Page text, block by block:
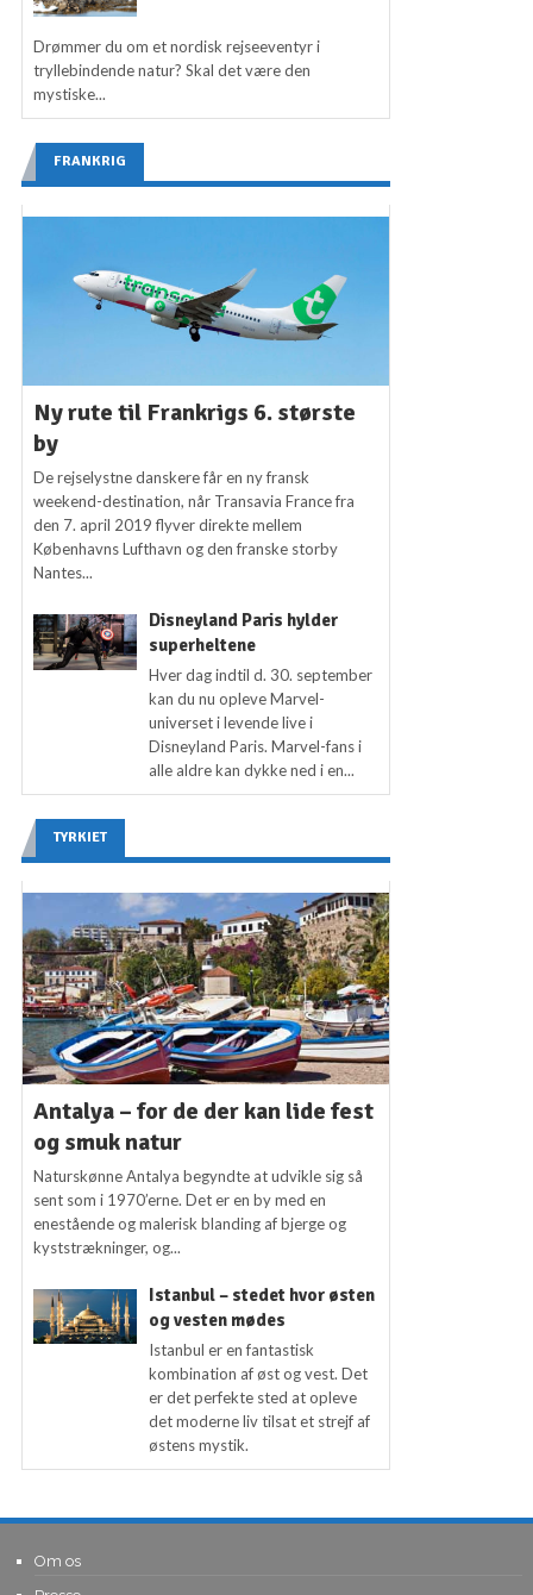
Drømmer du om et nordisk rejseeventyr i
tryllebindende natur? Skal det være den
mystiske...
FRANKRIG
Ny rute til Frankrigs 6. største
by
De rejselystne danskere får en ny fransk
weekend-destination, når Transavia France fra
den 7. april 2019 flyver direkte mellem
Københavns Lufthavn og den franske storby
Nantes...
Disneyland Paris hylder
superheltene
Hver dag indtil d. 30. september
kan du nu opleve Marvel-
universet i levende live i
Disneyland Paris. Marvel-fans i
alle aldre kan dykke ned i en...
TYRKIET
Antalya – for de der kan lide fest
og smuk natur
Naturskønne Antalya begyndte at udvikle sig så
sent som i 1970’erne. Det er en by med en
enestående og malerisk blanding af bjerge og
kyststrækninger, og...
Istanbul – stedet hvor østen
og vesten mødes
Istanbul er en fantastisk
kombination af øst og vest. Det
er det perfekte sted at opleve
det moderne liv tilsat et strejf af
østens mystik.
Om os